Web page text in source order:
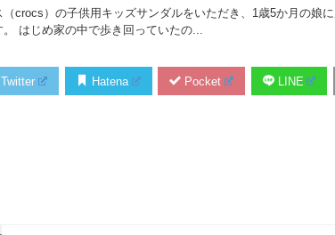
Twitter Hatena Pocket LINE